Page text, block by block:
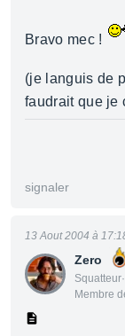
Bravo mec !
(je languis de
faudrait que je
signaler
Zero
Membre
13 Aout 2004 à